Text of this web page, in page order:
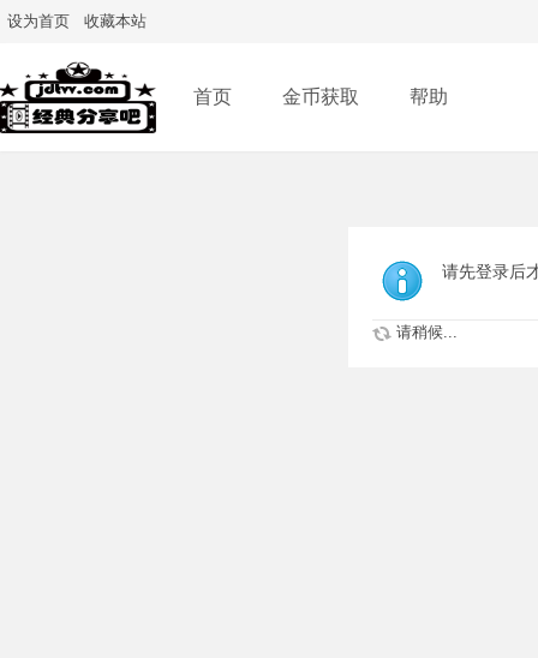
设为首页 收藏本站
首页 金币获取 帮助
请先登录后
请稍候...